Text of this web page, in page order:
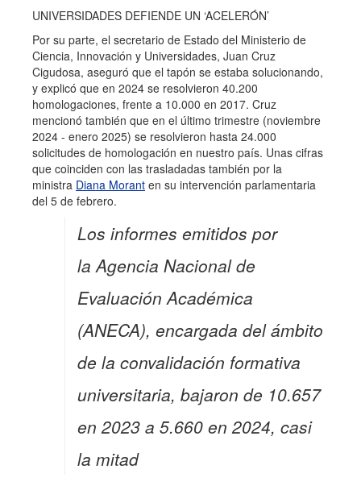
UNIVERSIDADES DEFIENDE UN ‘ACELERÓN’
Por su parte, el secretario de Estado del Ministerio de
Ciencia, Innovación y Universidades, Juan Cruz
Cigudosa, aseguró que el tapón se estaba solucionando,
y explicó que en 2024 se resolvieron 40.200
homologaciones, frente a 10.000 en 2017. Cruz
mencionó también que en el último trimestre (noviembre
2024 - enero 2025) se resolvieron hasta 24.000
solicitudes de homologación en nuestro país. Unas cifras
que coinciden con las trasladadas también por la
ministra Diana Morant en su intervención parlamentaria
del 5 de febrero.
Los informes emitidos por
la Agencia Nacional de
Evaluación Académica
(ANECA), encargada del ámbito
de la convalidación formativa
universitaria, bajaron de 10.657
en 2023 a 5.660 en 2024, casi
la mitad